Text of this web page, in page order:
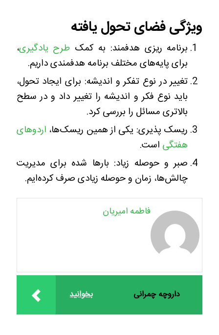
ویژگی فضای تحول یافته
برنامه ریزی هدفمند: به کمک طرح یادگیری،
برای پایه‌های مختلف برنامه هدفمندی داریم.
تغییر در نوع تفکر و اندیشه: برای ایجاد تحول،
باید نوع فکر و اندیشه را تغییر داد و در سطح
بالاتری مسائل را بررسی کرد.
ریسک پذیری: یکی از همین ریسک‌ها، اردوهای
هفتگی است.
صبر و حوصله زیاد: بارها شده برای مدیریت
چالش‌ها، زمان و حوصله زیادی صرف کرده‌ایم.
فاطمه امیریان
بخوانید داروچه‌ چمرانی